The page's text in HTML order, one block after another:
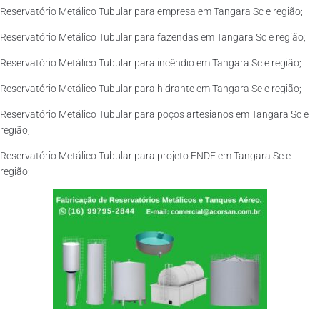
Reservatório Metálico Tubular para empresa em Tangara Sc e região;
Reservatório Metálico Tubular para fazendas em Tangara Sc e região;
Reservatório Metálico Tubular para incêndio em Tangara Sc e região;
Reservatório Metálico Tubular para hidrante em Tangara Sc e região;
Reservatório Metálico Tubular para poços artesianos em Tangara Sc e
região;
Reservatório Metálico Tubular para projeto FNDE em Tangara Sc e
região;